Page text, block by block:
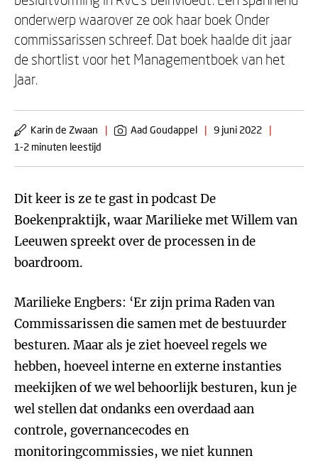
onderwerp waarover ze ook haar boek Onder
commissarissen schreef. Dat boek haalde dit jaar
de shortlist voor het Managementboek van het
Jaar.
Karin de Zwaan | Aad Goudappel | 9 juni 2022
|
1-2 minuten leestijd
Dit keer is ze te gast in podcast De
Boekenpraktijk, waar Marilieke met Willem van
Leeuwen spreekt over de processen in de
boardroom.
Marilieke Engbers: ‘Er zijn prima Raden van
Commissarissen die samen met de bestuurder
besturen. Maar als je ziet hoeveel regels we
hebben, hoeveel interne en externe instanties
meekijken of we wel behoorlijk besturen, kun je
wel stellen dat ondanks een overdaad aan
controle, governancecodes en
monitoringcommissies, we niet kunnen